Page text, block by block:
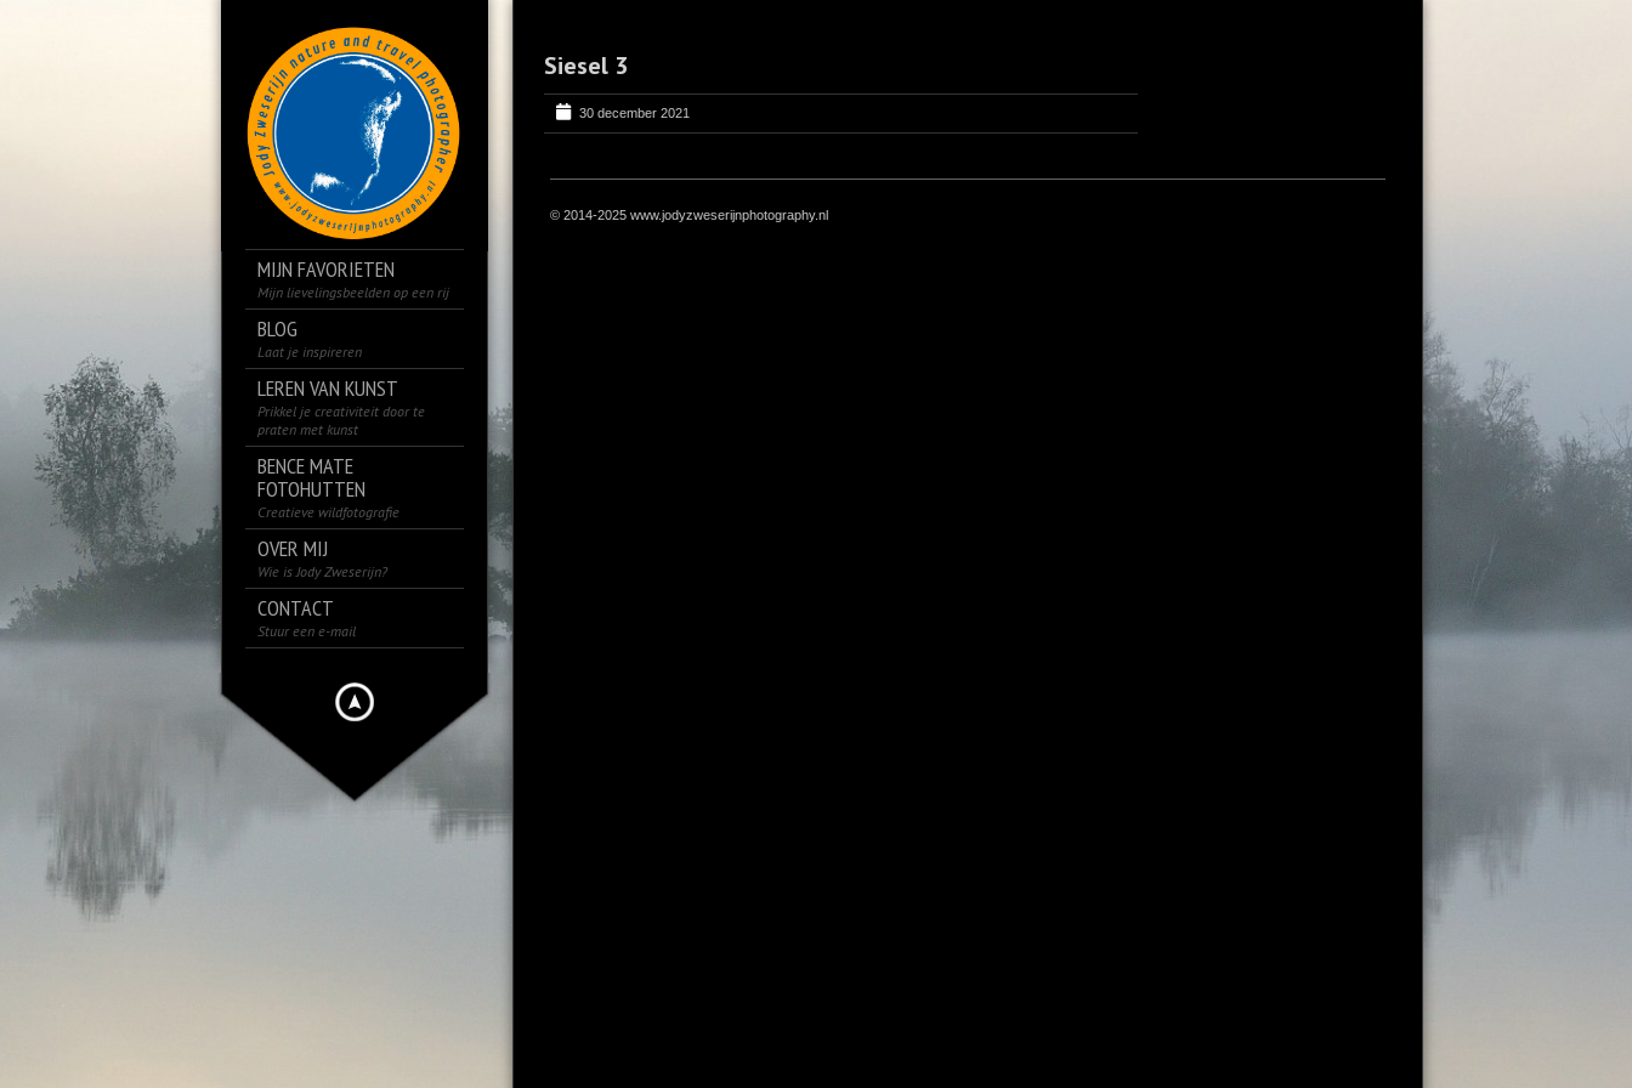
MIJN FAVORIETEN
Mijn lievelingsbeelden op een rij
BLOG
Laat je inspireren
LEREN VAN KUNST
Prikkel je creativiteit door te
praten met kunst
BENCE MATE
FOTOHUTTEN
Creatieve wildfotografie
OVER MIJ
Wie is Jody Zweserijn?
CONTACT
Stuur een e-mail
Siesel 3
30 december 2021
© 2014-2025 www.jodyzweserijnphotography.nl